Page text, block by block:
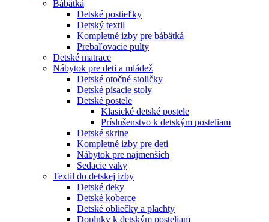
Bábätká
Detské postieľky
Detský textil
Kompletné izby pre bábätká
Prebaľovacie pulty
Detské matrace
Nábytok pre deti a mládež
Detské otočné stoličky
Detské písacie stoly
Detské postele
Klasické detské postele
Príslušenstvo k detským posteliam
Detské skrine
Kompletné izby pre deti
Nábytok pre najmenších
Sedacie vaky
Textil do detskej izby
Detské deky
Detské koberce
Detské obliečky a plachty
Doplnky k detským posteliam